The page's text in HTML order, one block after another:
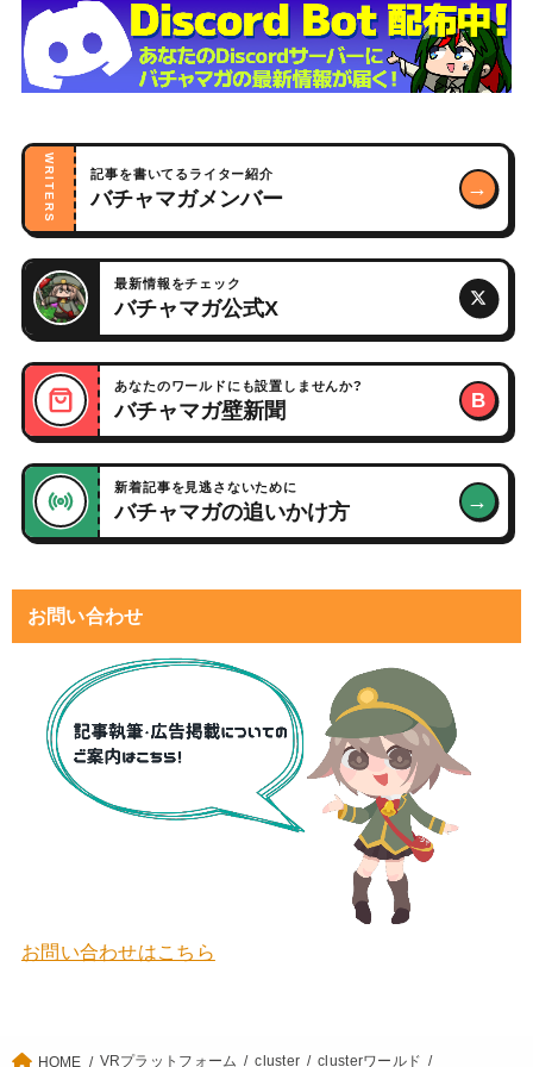
WRITERS 記事を書いてるライター紹介
バチャマガメンバー →
最新情報をチェック
バチャマガ公式X
あなたのワールドにも設置しませんか?
バチャマガ壁新聞 B
新着記事を見逃さないために
バチャマガの追いかけ方 →
お問い合わせ
お問い合わせはこちら
HOME VRプラットフォーム cluster clusterワールド